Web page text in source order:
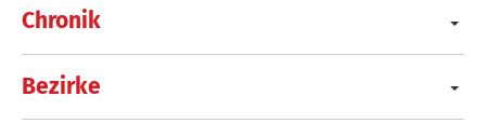
Chronik
Bezirke